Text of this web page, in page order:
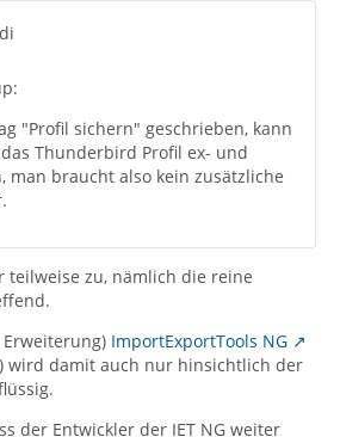
"Profil sichern" geschrieben, kann
Thunderbird Profil ex- und
man braucht also kein zusätzliche
teilweise zu, nämlich die reine
ImportExportTools NG
wird damit auch nur hinsichtlich der
der Entwickler der IET NG weiter